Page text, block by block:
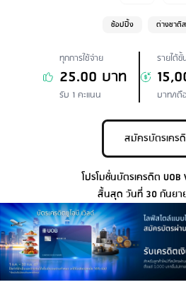
ช้อปปิ้ง ต่างชาติ
ทุกการใช้จ่าย
25.00 บาท
รับ 1 คะแนน
รายได้
บาท/เดื
สมัครบัตรเคร
โปรโมชั่นบัตรเครดิต UOB
สิ้นสุด วันที่ 30 กันยา